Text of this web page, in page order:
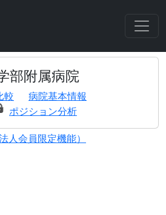
部附属病院
較
病院基本情報
ポジション分析
人会員限定機能）